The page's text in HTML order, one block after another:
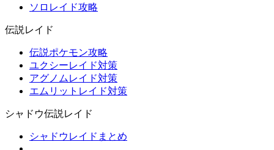
ソロレイド攻略
伝説レイド
伝説ポケモン攻略
ユクシーレイド対策
アグノムレイド対策
エムリットレイド対策
シャドウ伝説レイド
シャドウレイドまとめ